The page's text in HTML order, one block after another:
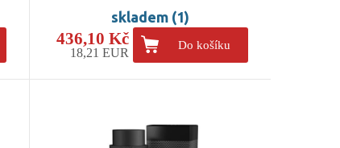
skladem (1)
436,10 Kč
18,21 EUR
Do košíku